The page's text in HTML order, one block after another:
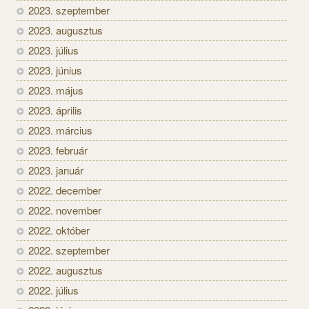
2023. szeptember
2023. augusztus
2023. július
2023. június
2023. május
2023. április
2023. március
2023. február
2023. január
2022. december
2022. november
2022. október
2022. szeptember
2022. augusztus
2022. július